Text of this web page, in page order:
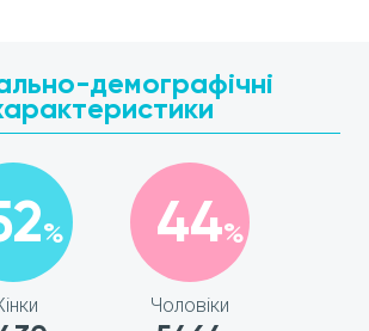
демографічні
% 44%
Чоловіки